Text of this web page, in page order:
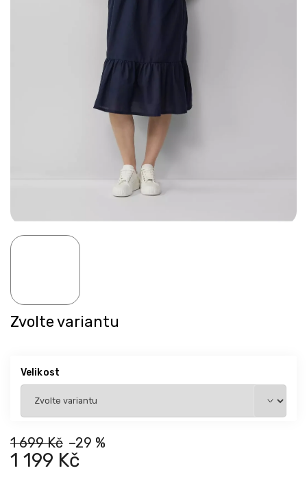
1 699 Kč –29 %
1 199 Kč
Zvolte variantu
Velikost